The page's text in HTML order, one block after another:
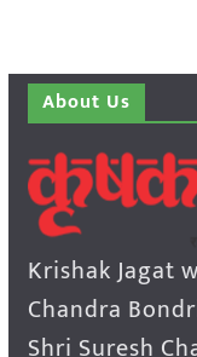
About Us
Krishak Jagat
Chandra
Shri Suresh